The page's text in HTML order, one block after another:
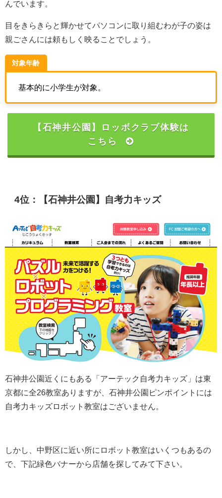
んでいます。
目をきらきらと輝かせてパソコンに取り組むわが子の姿は
親ごさんには頼もしく映ることでしょう。
対象年齢
基本的に小学生が対象。
【石神井公園】ロッボクラブ体験は
こちら
4位：【石神井公園】自考力キッズ
石神井公園近くにもある「アーテック自考力キッズ」は東
京都に全26教室ありますが、石神井公園ピンポイントには
自考力キッズロボット教室はございません。
しかし、中野区に近い所にロボット教室はいくつもあるの
で、下記緑色バナーから店舗を探してみて下さい。